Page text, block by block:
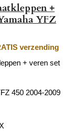
+
YFZ
verzending
+ veren set
450 2004-2009